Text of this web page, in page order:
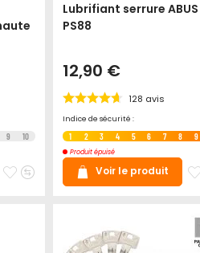
9 10
AjouterAjouter
Lubrifiant serrure ABUS
PS88
12,90 €
128 avis
Indice de sécurité :
1 2 3 4 5 6 7 8 9
Produit épuisé
Voir le produit